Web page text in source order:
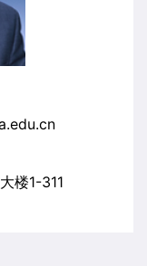
楼1-311